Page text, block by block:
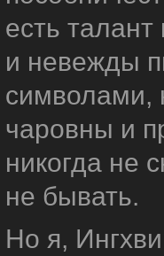
есть
и невежды
символами,
чаровны и
никогда не
не бывать.
Но я,